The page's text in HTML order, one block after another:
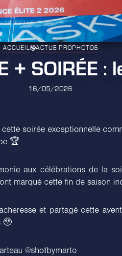
ACCUEIL ACTUS PROPHOTOS
+ SOIRÉE :
16/05/2026
soirée exceptionnelle
🏆
aux célébrations de la
marqué cette fin de saison
et partagé cette
🥹
@shotbymarto